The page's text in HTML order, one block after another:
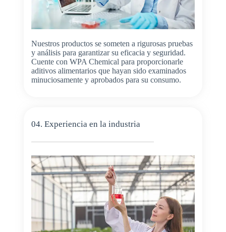
Nuestros productos se someten a rigurosas pruebas
y análisis para garantizar su eficacia y seguridad.
Cuente con WPA Chemical para proporcionarle
aditivos alimentarios que hayan sido examinados
minuciosamente y aprobados para su consumo.
04. Experiencia en la industria